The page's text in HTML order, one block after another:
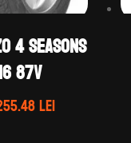
4 SEASONS
87V
leiPrețul